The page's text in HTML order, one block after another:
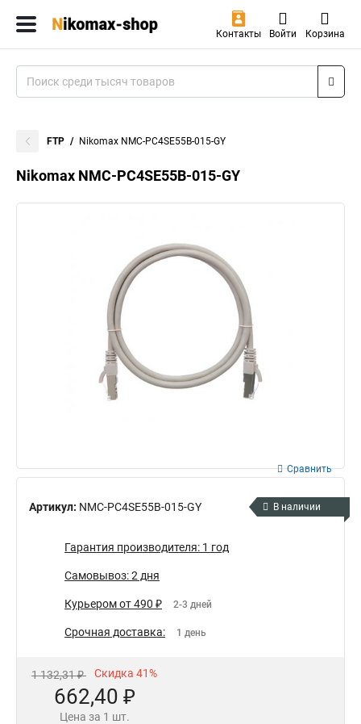
Контакты Войти Корзина
FTP Nikomax NMC-PC4SE55B-015-GY
Nikomax NMC-PC4SE55B-015-GY
Артикул: NMC-PC4SE55B-015-GY
Сравнить
В наличии
Гарантия производителя: 1 год
Самовывоз: 2 дня
Курьером от 490 ₽ 2-3 дней
Срочная доставка: 1 день
1 132,31 ₽ Скидка 41%
662,40 ₽
Цена за 1 шт.